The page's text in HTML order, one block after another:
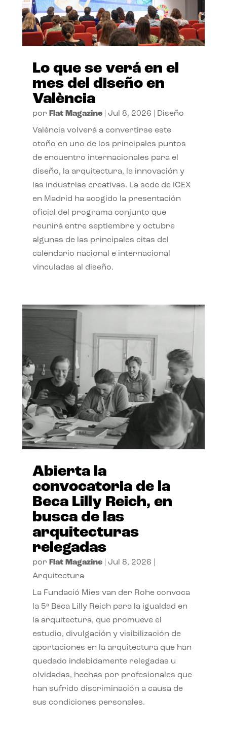
Lo que se verá en el
mes del diseño en
València
por Flat Magazine| Jul 8, 2026 Diseño
València volverá a convertirse este
otoño en uno de los principales puntos
de encuentro internacionales para el
diseño, la arquitectura, la innovación y
las industrias creativas. La sede de ICEX
en Madrid ha acogido la presentación
oficial del programa conjunto que
reunirá entre septiembre y octubre
algunas de las principales citas del
calendario nacional e internacional
vinculadas al diseño.
Abierta la
convocatoria de la
Beca Lilly Reich, en
busca de las
arquitecturas
relegadas
por Flat Magazine| Jul 8, 2026
Arquitectura
La Fundació Mies van der Rohe convoca
la 5ª Beca Lilly Reich para la igualdad en
la arquitectura, que promueve el
estudio, divulgación y visibilización de
aportaciones en la arquitectura que han
quedado indebidamente relegadas u
olvidadas, hechas por profesionales que
han sufrido discriminación a causa de
sus condiciones personales.